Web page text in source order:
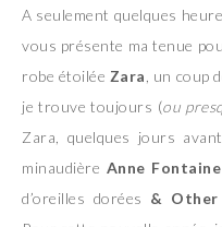
A seulement quelques
vous présente ma tenue
robe étoilée Zara , un coup
je trouve toujours (ou
Zara, quelques jours
minaudière Anne Fontaine
d’oreilles dorées & Other